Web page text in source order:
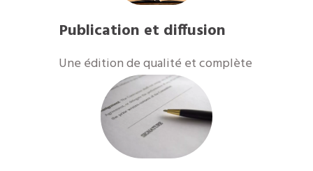
Publication et diffusion
​Une édition de qualité et complète